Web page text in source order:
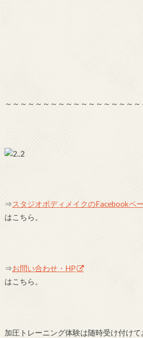
～～～～～～～～～～～～～～～～～～
⇒スタジオボディメイクのFacebookペ
はこちら。
⇒お問い合わせ・HP
はこちら。
加圧トレーニング体験は随時受け付けて